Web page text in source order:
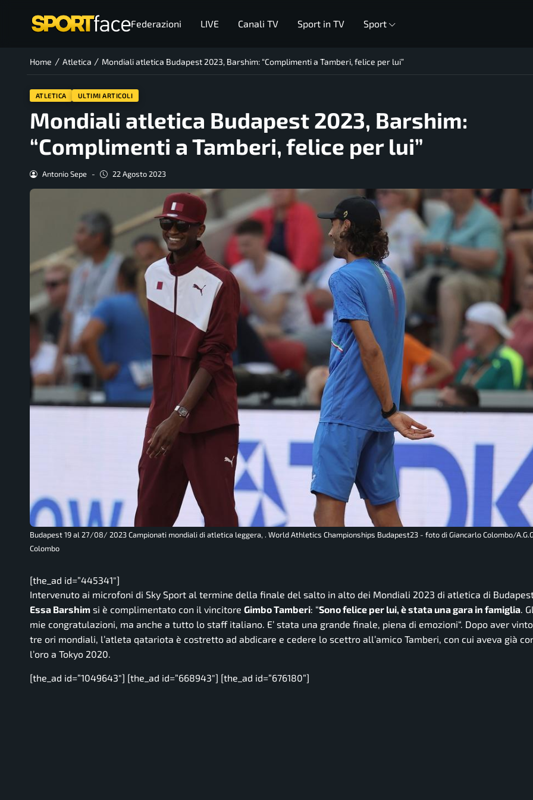
Federazioni LIVE Canali TV Sport in TV Sport
Home / Atletica / Mondiali atletica Budapest 2023, Barshim: “Complimenti a Tamberi, felice per lui”
ATLETICA ULTIMI ARTICOLI
Mondiali atletica Budapest 2023, Barshim:
“Complimenti a Tamberi, felice per lui”
Antonio Sepe - 22 Agosto 2023
Budapest 19 al 27/08/ 2023 Campionati mondiali di atletica leggera, . World Athletics Championships Budapest23 - foto di Giancarlo Colombo/
Colombo
[the_ad id=”445341″]
Intervenuto ai microfoni di Sky Sport al termine della finale del salto in alto dei Mondiali 2023 di atletica di
Essa Barshim si è complimentato con il vincitore Gimbo Tamberi: “Sono felice per lui, è stata una gara in famiglia.
mie congratulazioni, ma anche a tutto lo staff italiano. E’ stata una grande finale, piena di emozioni“. Dopo aver
tre ori mondiali, l’atleta qatariota è costretto ad abdicare e cedere lo scettro all’amico Tamberi, con cui aveva già
l’oro a Tokyo 2020.
[the_ad id=”1049643″] [the_ad id=”668943″] [the_ad id=”676180”]